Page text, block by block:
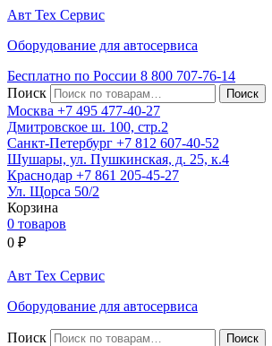
Авт Тех Сервис
Оборудование для автосервиса
Бесплатно по России 8 800 707-76-14
Поиск
Москва +7 495 477-40-27
Дмитровское ш. 100, стр.2
Санкт-Петербург +7 812 607-40-52
Шушары, ул. Пушкинская, д. 25, к.4
Краснодар +7 861 205-45-27
Ул. Щорса 50/2
Корзина
0 товаров
0 ₽
Авт Тех Сервис
Оборудование для автосервиса
Поиск